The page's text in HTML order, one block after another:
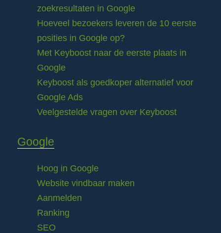
zoekresultaten in Google
Hoeveel bezoekers leveren de 10 eerste
posities in Google op?
Met Keyboost naar de eerste plaats in
Google
Keyboost als goedkoper alternatief voor
Google Ads
Veelgestelde vragen over Keyboost
Google
Hoog in Google
Website vindbaar maken
Aanmelden
Ranking
SEO